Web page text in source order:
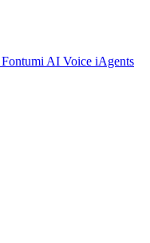
Fontumi AI Voice iAgents